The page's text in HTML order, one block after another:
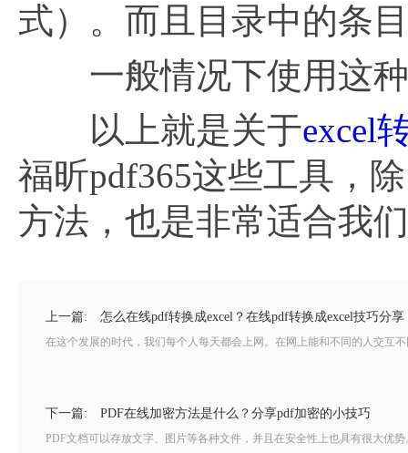
式）。而且目录中的条
一般情况下使用这种
以上就是关于excel
福昕pdf365这些工具，
方法，也是非常适合我
上一篇: 怎么在线pdf转换成excel？在线pdf转换成excel技巧分享
在这个发展的时代，我们每个人每天都会上网。在网上能和不同的人交互
下一篇: PDF在线加密方法是什么？分享pdf加密的小技巧
PDF文档可以存放文字、图片等各种文件，并且在安全性上也具有很大优